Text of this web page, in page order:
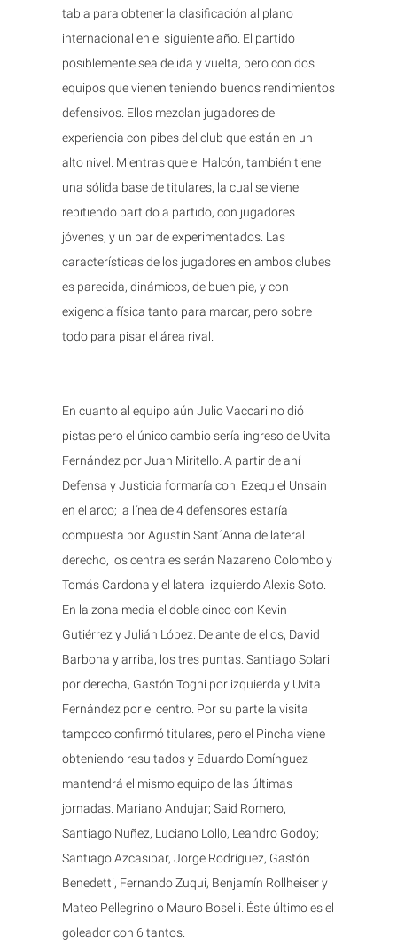
tabla para obtener la clasificación al plano
internacional en el siguiente año. El partido
posiblemente sea de ida y vuelta, pero con dos
equipos que vienen teniendo buenos rendimientos
defensivos. Ellos mezclan jugadores de
experiencia con pibes del club que están en un
alto nivel. Mientras que el Halcón, también tiene
una sólida base de titulares, la cual se viene
repitiendo partido a partido, con jugadores
jóvenes, y un par de experimentados. Las
características de los jugadores en ambos clubes
es parecida, dinámicos, de buen pie, y con
exigencia física tanto para marcar, pero sobre
todo para pisar el área rival.
En cuanto al equipo aún Julio Vaccari no dió
pistas pero el único cambio sería ingreso de Uvita
Fernández por Juan Miritello. A partir de ahí
Defensa y Justicia formaría con: Ezequiel Unsain
en el arco; la línea de 4 defensores estaría
compuesta por Agustín Sant´Anna de lateral
derecho, los centrales serán Nazareno Colombo y
Tomás Cardona y el lateral izquierdo Alexis Soto.
En la zona media el doble cinco con Kevin
Gutiérrez y Julián López. Delante de ellos, David
Barbona y arriba, los tres puntas. Santiago Solari
por derecha, Gastón Togni por izquierda y Uvita
Fernández por el centro. Por su parte la visita
tampoco confirmó titulares, pero el Pincha viene
obteniendo resultados y Eduardo Domínguez
mantendrá el mismo equipo de las últimas
jornadas. Mariano Andujar; Said Romero,
Santiago Nuñez, Luciano Lollo, Leandro Godoy;
Santiago Azcasibar, Jorge Rodríguez, Gastón
Benedetti, Fernando Zuqui, Benjamín Rollheiser y
Mateo Pellegrino o Mauro Boselli. Éste último es el
goleador con 6 tantos.